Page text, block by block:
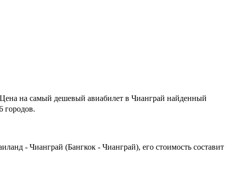
Цена на самый дешевый авиабилет в Чианграй найденный
городов.
- Чианграй (Бангкок - Чианграй), его стоимость составит